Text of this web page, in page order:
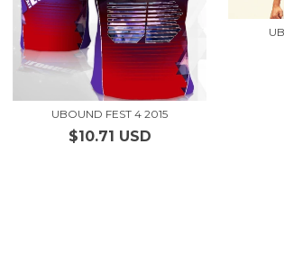
UBOUND FEST 4 2015
$10.71 USD